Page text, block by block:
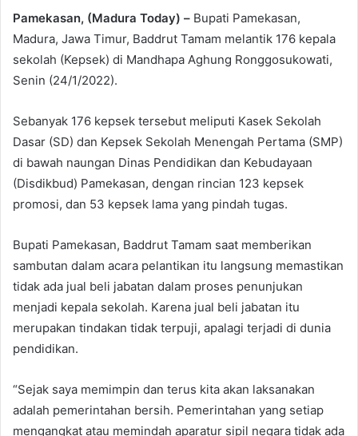
Pamekasan, (Madura Today) – Bupati Pamekasan,
Madura, Jawa Timur, Baddrut Tamam melantik 176 kepala
sekolah (Kepsek) di Mandhapa Aghung Ronggosukowati,
Senin (24/1/2022).
Sebanyak 176 kepsek tersebut meliputi Kasek Sekolah
Dasar (SD) dan Kepsek Sekolah Menengah Pertama (SMP)
di bawah naungan Dinas Pendidikan dan Kebudayaan
(Disdikbud) Pamekasan, dengan rincian 123 kepsek
promosi, dan 53 kepsek lama yang pindah tugas.
Bupati Pamekasan, Baddrut Tamam saat memberikan
sambutan dalam acara pelantikan itu langsung memastikan
tidak ada jual beli jabatan dalam proses penunjukan
menjadi kepala sekolah. Karena jual beli jabatan itu
merupakan tindakan tidak terpuji, apalagi terjadi di dunia
pendidikan.
“Sejak saya memimpin dan terus kita akan laksanakan
adalah pemerintahan bersih. Pemerintahan yang setiap
mengangkat atau memindah aparatur sipil negara tidak ada